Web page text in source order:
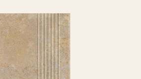
DE
UK
RU
Pondelok - piatok: 9.00 - 17.00
Sobota: 10.00 - 14.00
55 66 77